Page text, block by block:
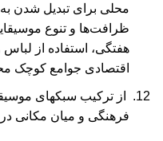
محلی برای تبدیل شدن به
ظرافت‌ها و تنوع
هفتگی، استفاده از
اقتصادی جوامع کوچک
از ترکیب سبکهای
فرهنگی و میان مکانی